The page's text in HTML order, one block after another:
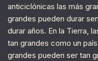
anticiclónicas las más
grandes pueden durar
durar años. En la Tierra,
tan grandes como un
grandes pueden ser tan